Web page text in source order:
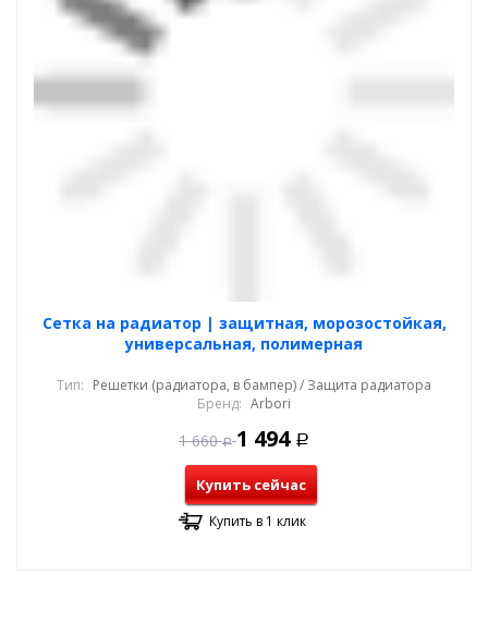
Cетка на радиатор | защитная, морозостойкая,
универсальная, полимерная
Тип: Решетки (радиатора, в бампер) / Защита радиатора
Бренд: Arbori
1 660 Р 1 494 Р
Купить сейчас
Купить в 1 клик